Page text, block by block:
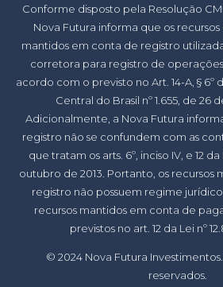
Conforme disposto pela Resolução
Nova Futura informa que os recursos
mantidos em conta de registro
corretora para registro de
acordo com o previsto no Art. 14-A, § 6º
Central do Brasil nº 1.655, de 26
Adicionalmente, a Nova Futura
registro não se confundem com as
que tratam os arts. 6º, inciso IV, e 12 da
outubro de 2013. Portanto, os recursos
registro não possuem regime
recursos mantidos em conta de
previstos no art. 12 da Lei nº
© 2024 Nova Futura
reservados.